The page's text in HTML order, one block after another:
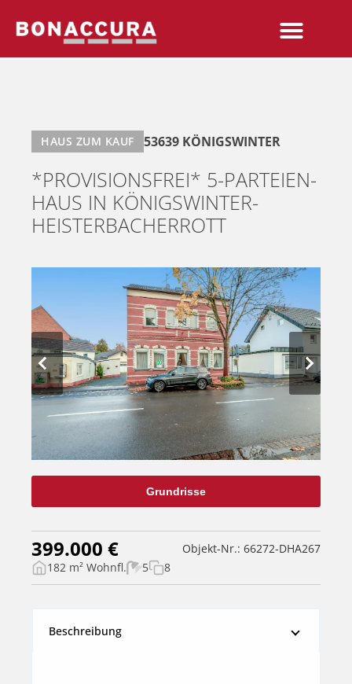
HAUS ZUM KAUF 53639 KÖNIGSWINTER
*PROVISIONSFREI* 5-PARTEIEN-
HAUS IN KÖNIGSWINTER-
HEISTERBACHERROTT
Grundrisse
399.000 €
Objekt-Nr.: 66272-DHA267
182 m² Wohnfl.
5 8
Beschreibung